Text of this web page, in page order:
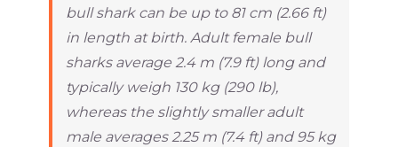
bull shark can be up to 81 cm (2.66 ft)
in length at birth. Adult female bull
sharks average 2.4 m (7.9 ft) long and
typically weigh 130 kg (290 lb),
whereas the slightly smaller adult
male averages 2.25 m (7.4 ft) and 95 kg